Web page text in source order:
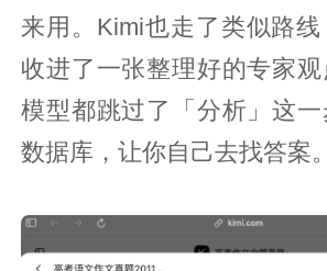
来用。Kimi也走了类似路线
收进了一张整理好的专家
模型都跳过了「分析」这
数据库，让你自己去找答案。